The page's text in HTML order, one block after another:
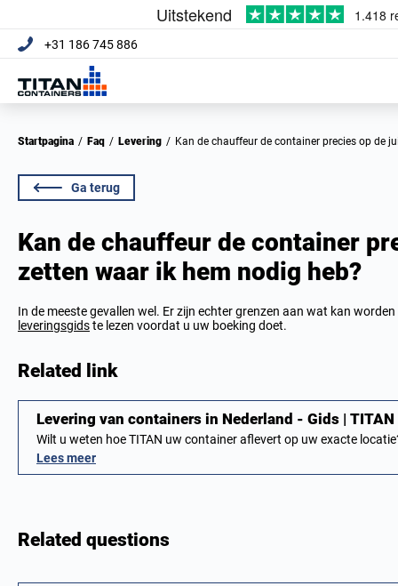
+31 186 745 886
Startpagina / Faq / Levering / Kan de chauffeur de container precies op de
Ga terug
Kan de chauffeur de container
zetten waar ik hem nodig heb?
In de meeste gevallen wel. Er zijn echter grenzen aan wat kan
leveringsgidste lezen voordat u uw boeking doet.
Related link
Levering van containers in Nederland - Gids |
Wilt u weten hoe TITAN uw container aflevert op uw exacte
Lees meer
Related questions